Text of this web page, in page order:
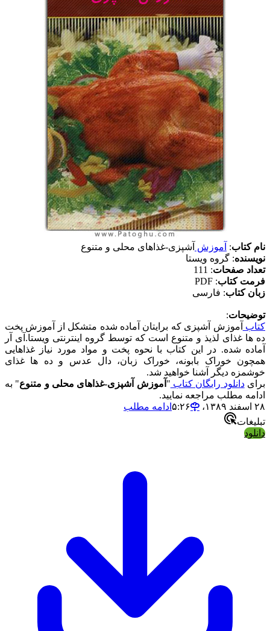
نام کتاب: آموزش آشپزی-غذاهای محلی و متنوع
نویسنده: گروه ویستا
تعداد صفحات: 111
فرمت کتاب: PDF
زبان کتاب: فارسی
توضیحات:
کتاب آموزش آشپزی که برایتان آماده شده متشکل از آموزش پخت
ده ها غذای لذیذ و متنوع است که توسط گروه اینترنتی ویستا.آی آر
آماده شده. در این کتاب با نحوه پخت و مواد مورد نیاز غذاهایی
همچون خوراک بابونه، خوراک زبان، دال عدس و ده ها غذای
خوشمزه دیگر آشنا خواهید شد.
برایدانلود رایگان کتاب " آموزش آشپزی-غذاهای محلی و متنوع" به
ادامه مطلب مراجعه نمایید.
۲۸ اسفند ۱۳۸۹،‏ ۵:۲۶
ادامه مطلب
تبلیغات
دانلود